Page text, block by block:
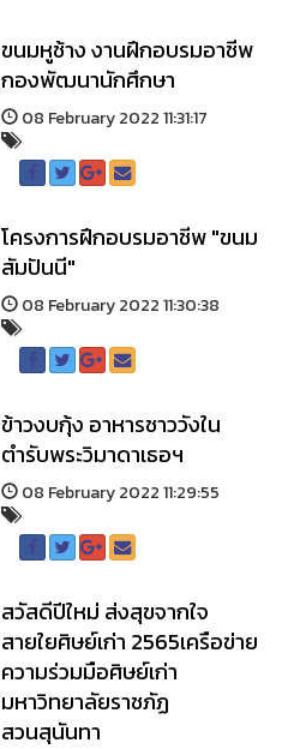
ขนมหูช้าง งานฝึกอบรมอาชีพ
กองพัฒนานักศึกษา
08 February 2022 11:31:17
โครงการฝึกอบรมอาชีพ "ขนม
สัมปันนี"
08 February 2022 11:30:38
ข้าวงบกุ้ง อาหารชาววังใน
ตำรับพระวิมาดาเธอฯ
08 February 2022 11:29:55
สวัสดีปีใหม่ ส่งสุขจากใจ
สายใยศิษย์เก่า 2565เครือข่าย
ความร่วมมือศิษย์เก่า
มหาวิทยาลัยราชภัฏ
สวนสุนันทา